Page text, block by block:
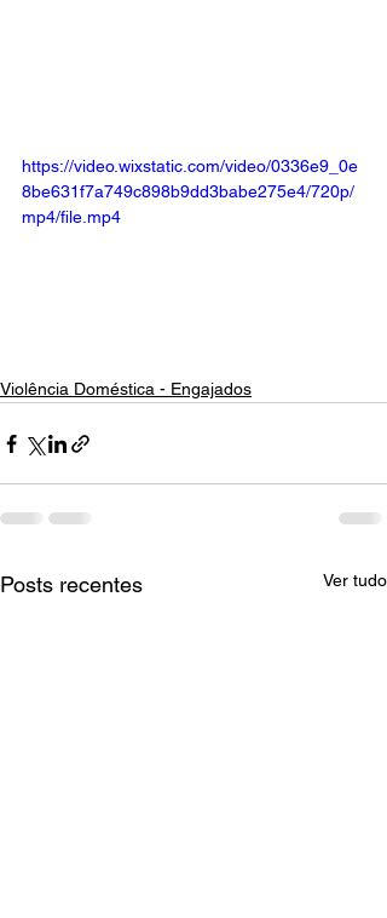
https://video.wixstatic.com/video/0336e9_0e
8be631f7a749c898b9dd3babe275e4/720p/
mp4/file.mp4
Violência Doméstica - Engajados
Posts recentes Ver tudo